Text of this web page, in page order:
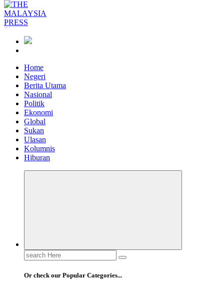
Home
Negeri
Berita Utama
Nasional
Politik
Ekonomi
Global
Sukan
Ulasan
Kolumnis
Hiburan
Search
for:
Or check our Popular Categories...